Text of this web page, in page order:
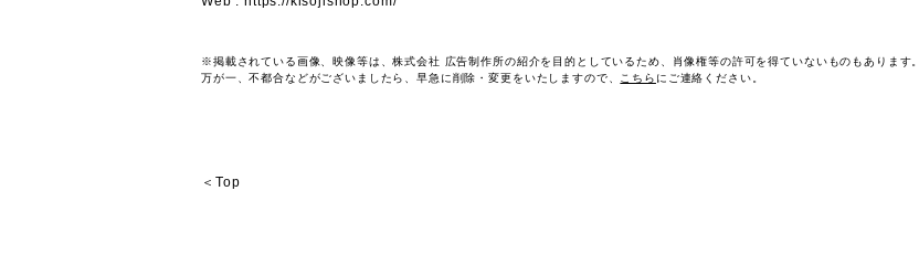
※掲載されている画像、映像等は、株式会社 広告制作所の紹介を目的としているため、肖像権等の許可を得ていないものもあります。
万が一、不都合などがございましたら、早急に削除・変更をいたしますので、
こちら にご連絡ください。
＜Top